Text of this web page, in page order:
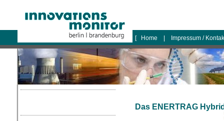
logo
[ Home Impressum /
Das ENERTRAG